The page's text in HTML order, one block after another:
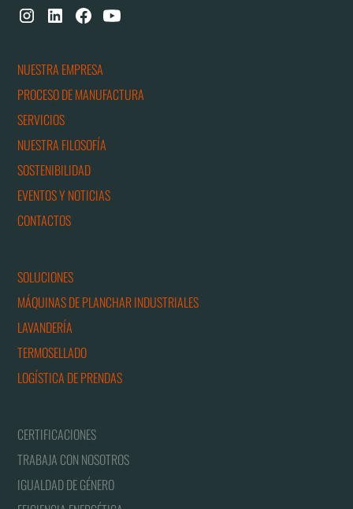
NUESTRA EMPRESA
PROCESO DE MANUFACTURA
SERVICIOS
NUESTRA FILOSOFÍA
SOSTENIBILIDAD
EVENTOS Y NOTICIAS
CONTACTOS
SOLUCIONES
MÁQUINAS DE PLANCHAR INDUSTRIALES
LAVANDERÍA
TERMOSELLADO
LOGÍSTICA DE PRENDAS
CERTIFICACIONES
TRABAJA CON NOSOTROS
IGUALDAD DE GÉNERO